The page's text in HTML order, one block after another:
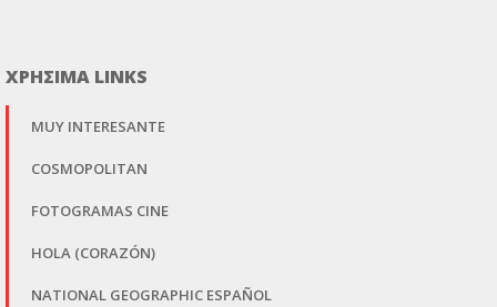
ΧΡΗΣΙΜΑ LINKS
MUY INTERESANTE
COSMOPOLITAN
FOTOGRAMAS CINE
HOLA (CORAZÓN)
NATIONAL GEOGRAPHIC ESPAÑOL